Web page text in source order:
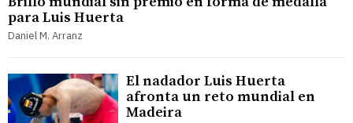
para Luis Huerta
Daniel M. Arranz
El nadador Luis Huerta
afronta un reto mundial en
Madeira